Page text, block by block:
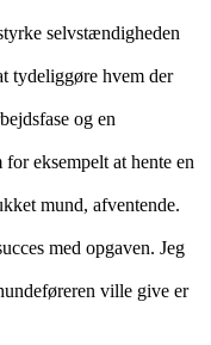
selvstændigheden
tydeliggøre hvem der
og en
eksempelt at hente en
mund, afventende.
med opgaven. Jeg
ville give er